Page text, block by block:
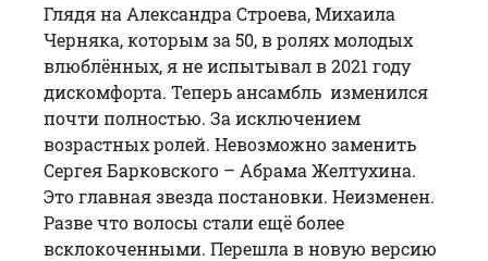
Глядя на Александра Строева, Михаила
Черняка, которым за 50, в ролях молодых
влюблённых, я не испытывал в 2021 году
дискомфорта. Теперь ансамбль изменился
почти полностью. За исключением
возрастных ролей. Невозможно заменить
Сергея Барковского – Абрама Желтухина.
Это главная звезда постановки. Неизменен.
Разве что волосы стали ещё более
всклокоченными. Перешла в новую версию